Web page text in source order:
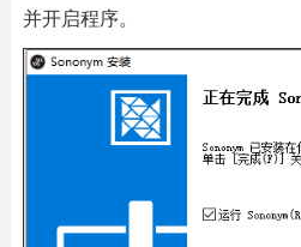
并开启程序。